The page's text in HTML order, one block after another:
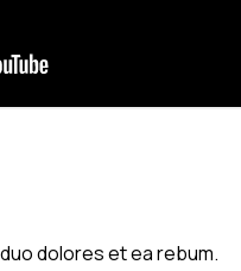
dolores et ea rebum.